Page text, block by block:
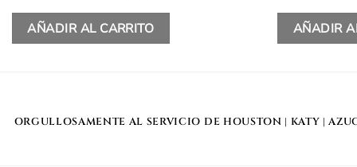
AÑADIR AL CARRITO AÑADIR
ORGULLOSAMENTE AL SERVICIO DE HOUSTON | KATY |